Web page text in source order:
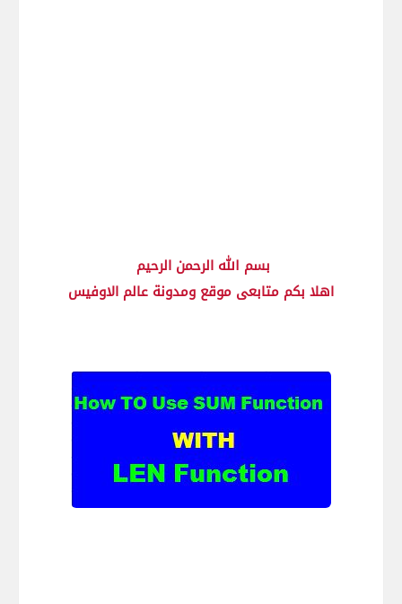
بسم الله الرحمن الرحيم
اهلا بكم متابعى موقع ومدونة عالم الاوفيس